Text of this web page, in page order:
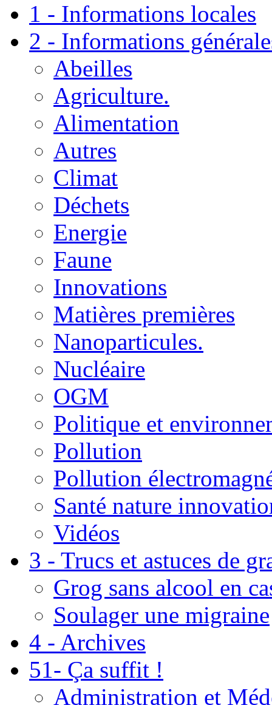
1 - Informations locales
2 - Informations
Abeilles
Agriculture.
Alimentation
Autres
Climat
Déchets
Energie
Faune
Innovations
Matières premières
Nanoparticules.
Nucléaire
OGM
Politique et
Pollution
Pollution
Santé nature
Vidéos
3 - Trucs et astuces de
Grog sans alcool en
Soulager une migraine
4 - Archives
51- Ça suffit !
Administration et